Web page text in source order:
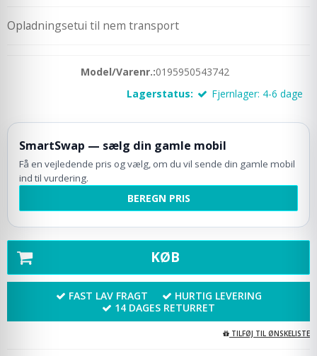
Opladningsetui til nem transport
Model/Varenr.:0195950543742
Lagerstatus:
Fjernlager: 4-6 dage
SmartSwap — sælg din gamle mobil
Få en vejledende pris og vælg, om du vil sende din gamle mobil
ind til vurdering.
BEREGN PRIS
KØB
FAST LAV FRAGT
HURTIG LEVERING
14 DAGES RETURRET
TILFØJ TIL ØNSKELISTE